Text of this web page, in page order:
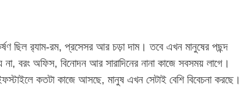
ছিল র‍্যাম-রম, প্রসেসর আর চড়া দাম। তবে এখন মানুষের পছন্দ
বরং অফিস, বিনোদন আর সারাদিনের নানা কাজে সবসময় লাগে।
কতটা কাজে আসছে, মানুষ এখন সেটাই বেশি বিবেচনা করছে।